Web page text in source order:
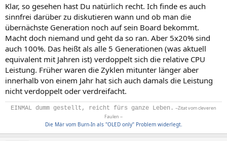
Klar, so gesehen hast Du natürlich recht. Ich finde es auch
sinnfrei darüber zu diskutieren wann und ob man die
übernächste Generation noch auf sein Board bekommt.
Macht doch niemand und geht da so ran. Aber 5x20% sind
auch 100%. Das heißt als alle 5 Generationen (was aktuell
equivalent mit Jahren ist) verdoppelt sich die relative CPU
Leistung. Früher waren die Zyklen mitunter länger aber
innerhalb von einem Jahr hat sich auch damals die Leistung
nicht verdoppelt oder verdreifacht.
EINMAL dumm gestellt, reicht fürs ganze Leben. ~Zitat vom cleveren
Faulen ~
Die Mär vom Burn-In als "OLED only" Problem widerlegt.